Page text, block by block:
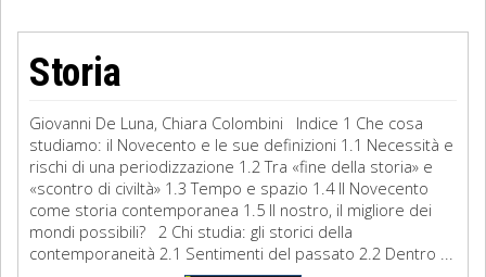
Storia
Giovanni De Luna, Chiara Colombini Indice 1 Che cosa
studiamo: il Novecento e le sue definizioni 1.1 Necessità e
rischi di una periodizzazione 1.2 Tra «fine della storia» e
«scontro di civiltà» 1.3 Tempo e spazio 1.4 Il Novecento
come storia contemporanea 1.5 Il nostro, il migliore dei
mondi possibili? 2 Chi studia: gli storici della
contemporaneità 2.1 Sentimenti del passato 2.2 Dentro ...